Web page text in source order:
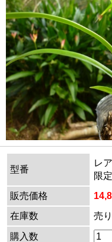
型番
レ
限定
販売価格
在庫数
売
購入数